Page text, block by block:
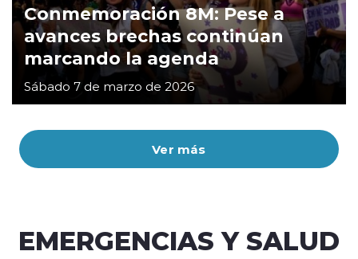
Ver más
Conmemoración 8M: Pese a
avances brechas continúan
marcando la agenda
Sábado 7 de marzo de 2026
EMERGENCIAS Y SALUD